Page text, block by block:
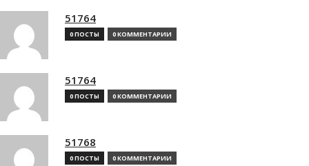
51764
0 ПОСТЫ 0 КОММЕНТАРИИ
51764
0 ПОСТЫ 0 КОММЕНТАРИИ
51768
0 ПОСТЫ 0 КОММЕНТАРИИ